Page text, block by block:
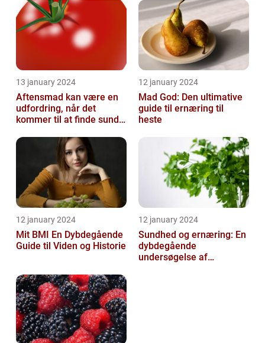
13 january 2024
Aftensmad kan være en
udfordring, når det
kommer til at finde sunde
samtidi...
12 january 2024
Mad God: Den ultimative
guide til ernæring til
heste
12 january 2024
Mit BMI En Dybdegående
Guide til Viden og Historie
12 january 2024
Sundhed og ernæring: En
dybdegående
undersøgelse af